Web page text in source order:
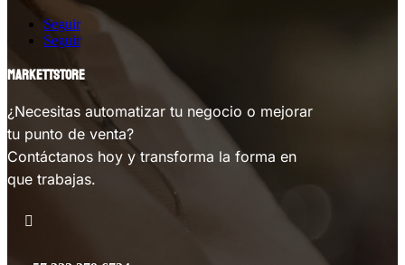
Correo electrónico*
Guarda mi nombre, correo electrónico y web en este
navegador para la próxima vez que comente.
Enviar
Seguir
Seguir
MARKETTSTORE
¿Necesitas automatizar tu negocio o mejorar
tu punto de venta?
Contáctanos hoy y transforma la forma en
que trabajas.
